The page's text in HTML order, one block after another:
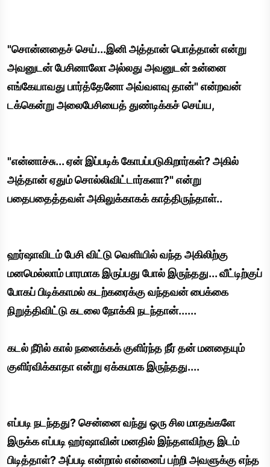
"சொன்னதைச் செய்...இனி அத்தான் பொத்தான் என்று
அவனுடன் பேசினாலோ அல்லது அவனுடன் உன்னை
எங்கேயாவது பார்த்தேனோ அவ்வளவு தான்" என்றவன்
டக்கென்று அலைபேசியைத் துண்டிக்கச் செய்ய,
"என்னாச்சு... ஏன் இப்படிக் கோபப்படுகிறார்கள்? அகில்
அத்தான் ஏதும் சொல்லிவிட்டார்களா?" என்று
பதைபதைத்தவள் அகிலுக்காகக் காத்திருந்தாள்..
ஹர்ஷாவிடம் பேசி விட்டு வெளியில் வந்த அகிலிற்கு
மனமெல்லாம் பாரமாக இருப்பது போல் இருந்தது... வீட்டிற்குப்
போகப் பிடிக்காமல் கடற்கரைக்கு வந்தவன் பைக்கை
நிறுத்திவிட்டு கடலை நோக்கி நடந்தான்......
கடல் நீரில் கால் நனைக்கக் குளிர்ந்த நீர் தன் மனதையும்
குளிர்விக்காதா என்று ஏக்கமாக இருந்தது....
எப்படி நடந்தது? சென்னை வந்து ஒரு சில மாதங்களே
இருக்க எப்படி ஹர்ஷாவின் மனதில் இந்தளவிற்கு இடம்
பிடித்தாள்? அப்படி என்றால் என்னைப் பற்றி அவளுக்கு எந்த